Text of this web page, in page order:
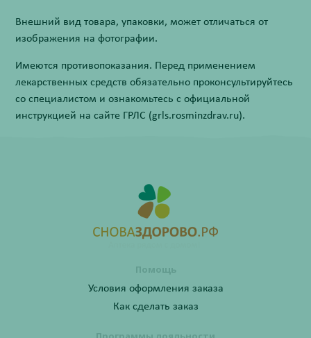
Внешний вид товара, упаковки, может отличаться от
изображения на фотографии.
Имеются противопоказания. Перед применением
лекарственных средств обязательно проконсультируйтесь
со специалистом и ознакомьтесь с официальной
инструкцией на сайте ГРЛС (grls.rosminzdrav.ru).
Помощь
Условия оформления заказа
Как сделать заказ